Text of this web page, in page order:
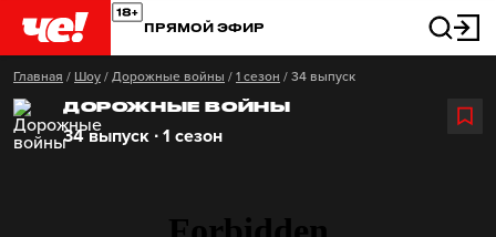
ПРЯМОЙ ЭФИР
Главная / Шоу / Дорожные войны / 1 сезон / 34 выпуск
ДОРОЖНЫЕ ВОЙНЫ
34 выпуск ∙ 1 сезон